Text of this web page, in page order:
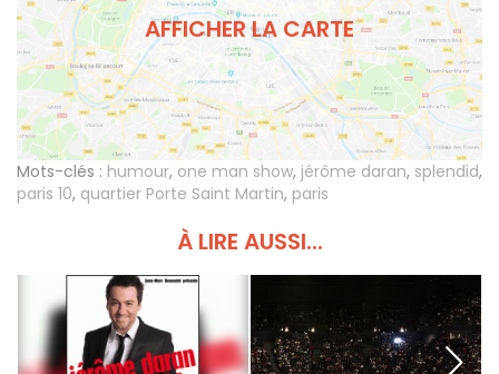
AFFICHER LA CARTE
Mots-clés : humour, one man show, jérôme daran, splendid,
paris 10, quartier Porte Saint Martin, paris
À LIRE AUSSI...